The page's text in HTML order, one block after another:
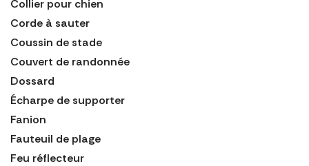
Collier pour chien
Corde à sauter
Coussin de stade
Couvert de randonnée
Dossard
Écharpe de supporter
Fanion
Fauteuil de plage
Feu réflecteur